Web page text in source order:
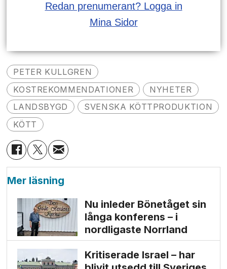
Redan prenumerant? Logga in
Mina Sidor
PETER KULLGREN
KOSTREKOMMENDATIONER
NYHETER
LANDSBYGD
SVENSKA KÖTTPRODUKTION
KÖTT
Mer läsning
Nu inleder Bönetåget sin
långa konferens – i
nordligaste Norrland
Kritiserade Israel – har